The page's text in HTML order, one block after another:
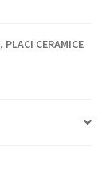
, PLACI CERAMICE